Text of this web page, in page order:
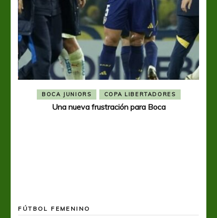
BOCA JUNIORS COPA LIBERTADORES
Una nueva frustración para Boca
FÚTBOL FEMENINO